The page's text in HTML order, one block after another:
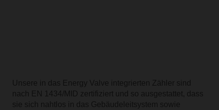
Unsere in das Energy Valve integrierten Zähler sind
nach EN 1434/MID zertifiziert und so ausgestattet, dass
sie sich nahtlos in das Gebäudeleitsystem sowie